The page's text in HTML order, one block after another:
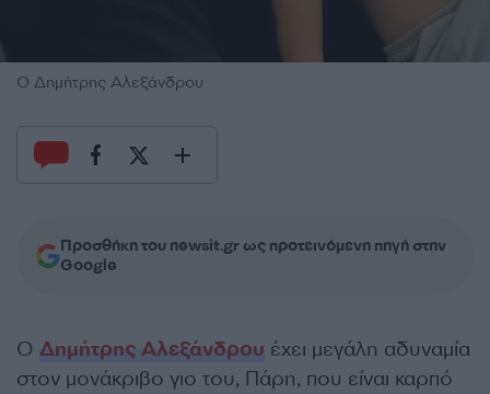
O Δημήτρης Αλεξάνδρου
Προσθήκη του newsit.gr ως προτεινόμενη πηγή στην
Google
Ο Δημήτρης Αλεξάνδρου έχει μεγάλη αδυναμία
στον μονάκριβο γιο του, Πάρη, που είναι καρπό